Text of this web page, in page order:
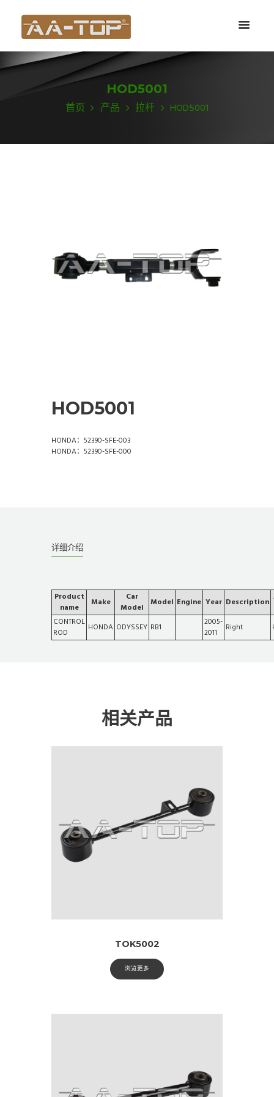
HOD5001
首页 产品 拉杆 HOD5001
HOD5001
HONDA：52390-SFE-003
HONDA：52390-SFE-000
详细介绍
Product
name
Make
Car
Model Model Engine Year Description
CONTROL
ROD
HONDA ODYSSEY RB1
2005-
2011
Right
相关产品
TOK5002
浏览更多